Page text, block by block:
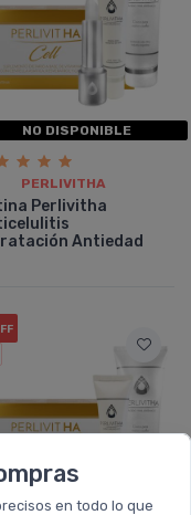
en todo lo que
NO DISPONIBLE
PERLIVITHA
Perlivitha
Antiedad